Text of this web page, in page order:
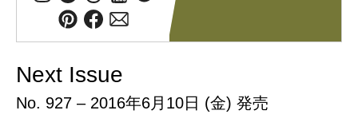
Next Issue
No. 927 – 2016年6月10日 (金) 発売